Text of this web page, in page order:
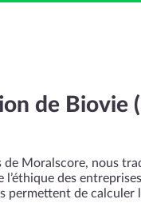
de Biovie
de Moralscore, nous
l’éthique des
permettent de calculer